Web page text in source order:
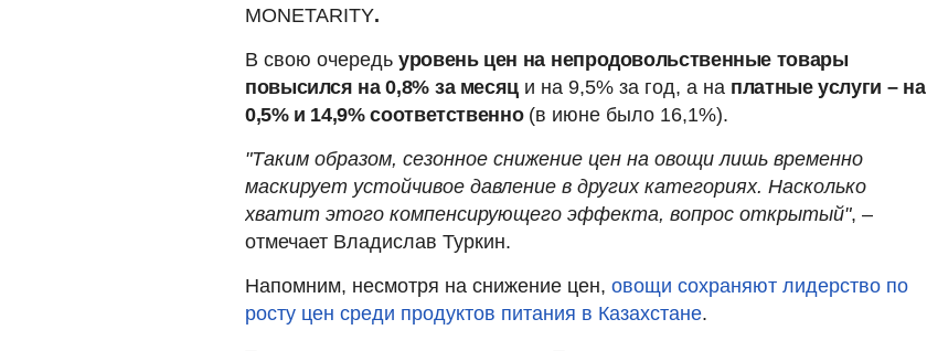
MONETARITY.
В свою очередь уровень цен на непродовольственные товары
повысился на 0,8% за месяц и на 9,5% за год, а на платные услуги – на
0,5% и 14,9% соответственно(в июне было 16,1%).
"Таким образом, сезонное снижение цен на овощи лишь временно
маскирует устойчивое давление в других категориях. Насколько
хватит этого компенсирующего эффекта, вопрос открытый", –
отмечает Владислав Туркин.
Напомним, несмотря на снижение цен, овощи сохраняют лидерство по
росту цен среди продуктов питания в Казахстане.